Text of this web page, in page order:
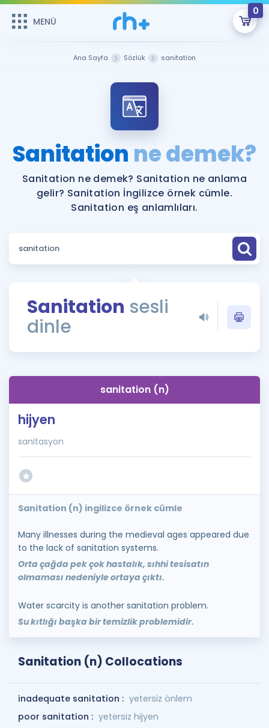
MENÜ
0
ÜYE DEĞİLİM
Sepetin Şu An Boş.
Remzi Hoca ile seni sınava hazırlayacak onlarca eğitim seni
bekliyor!
MENÜ
Faydalı Araçlar
Sözlük
Rehberlik Aracı
ÖSYM Sınav Takvimi
İngilizce Gramer
Hakkımızda
Ana Sayfa Sözlük sanitation
Sanitation ne demek?
Sanitation ne demek? Sanitation ne anlama
gelir? Sanitation İngilizce örnek cümle.
Sanitation eş anlamlıları.
Sanitation sesli
dinle
sanitation (n)
hijyen
sanitasyon
Sanitation (n) ingilizce örnek cümle
Many illnesses during the medieval ages appeared due
to the lack of sanitation systems.
Orta çağda pek çok hastalık, sıhhi tesisatın
olmaması nedeniyle ortaya çıktı.
Water scarcity is another sanitation problem.
Su kıtlığı başka bir temizlik problemidir.
Sanitation (n) Collocations
inadequate sanitation : yetersiz önlem
poor sanitation : yetersiz hijyen